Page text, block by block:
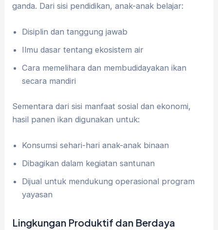
ganda. Dari sisi pendidikan, anak-anak belajar:
Disiplin dan tanggung jawab
Ilmu dasar tentang ekosistem air
Cara memelihara dan membudidayakan ikan
secara mandiri
Sementara dari sisi manfaat sosial dan ekonomi,
hasil panen ikan digunakan untuk:
Konsumsi sehari-hari anak-anak binaan
Dibagikan dalam kegiatan santunan
Dijual untuk mendukung operasional program
yayasan
Lingkungan Produktif dan Berdaya